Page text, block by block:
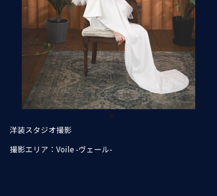
洋装スタジオ撮影
撮影エリア：Voile -ヴェール-